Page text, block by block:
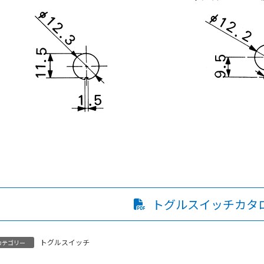
トグルスイッチカタ
ゴリー トグルスイッチ